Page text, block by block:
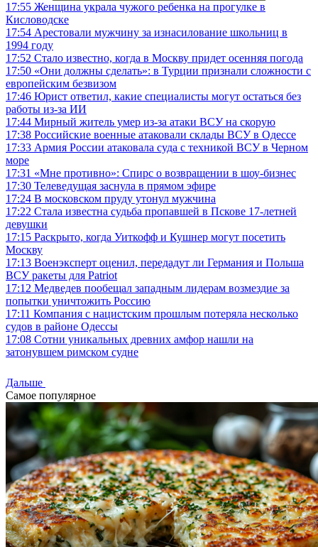
17:55 Женщина украла чужого ребенка на прогулке в
Кисловодске
17:54 Арестовали мужчину за изнасилование школьниц в
1994 году
17:52 Стало известно, когда в Москву придет осенняя погода
17:50 «Они должны сделать»: в Турции признали сложности с
европейским безвизом
17:46 Юрист ответил, какие специалисты могут остаться без
работы из-за ИИ
17:44 Мирный житель умер из-за атаки ВСУ на скорую
17:38 Российские военные атаковали склады ВСУ в Одессе
17:33 Армия России атаковала суда с техникой ВСУ в Черном
море
17:31 «Мне противно»: Спирс о возвращении в шоу-бизнес
17:30 Телеведущая заснула в прямом эфире
17:24 В московском пруду утонул мужчина
17:22 Стала известна судьба пропавшей в Пскове 17-летней
девушки
17:15 Раскрыто, когда Уиткофф и Кушнер могут посетить
Москву
17:13 Военэксперт оценил, передадут ли Германия и Польша
ВСУ ракеты для Patriot
17:12 Медведев пообещал западным лидерам возмездие за
попытки уничтожить Россию
17:11 Компания с нацистским прошлым потеряла несколько
судов в районе Одессы
17:08 Сотни уникальных древних амфор нашли на
затонувшем римском судне
Дальше
Самое популярное